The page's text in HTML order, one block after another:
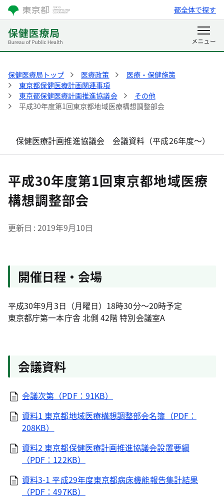
都全体で探す
保健医療局トップ 医療政策
医療・保健施策
東京都保健医療計画関連事項
東京都保健医療計画推進協議会
その他
平成30年度第1回東京都地域医療構想調整部会
保健医療計画推進協議会 会議資料（平成26年度～）
平成30年度第1回東京都地域医療
構想調整部会
更新日 2019年9月10日
開催日程・会場
平成30年9月3日（月曜日）18時30分～20時予定
東京都庁第一本庁舎 北側 42階 特別会議室A
会議資料
会議次第（PDF：91KB）
資料1 東京都地域医療構想調整部会名簿（PDF：
208KB）
資料2 東京都保健医療計画推進協議会設置要綱
（PDF：122KB）
資料3-1 平成29年度東京都病床機能報告集計結果
（PDF：497KB）